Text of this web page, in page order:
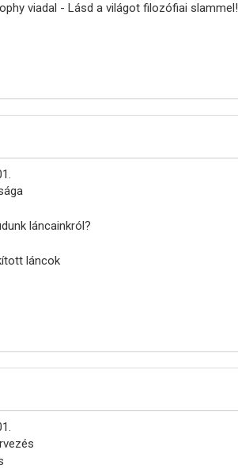
viadal - Lásd a világot filozófiai slammel!
láncainkról?
láncok